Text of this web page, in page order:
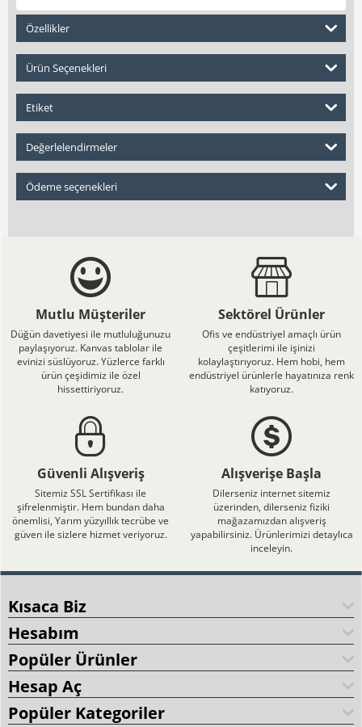
Özellikler
Ürün Seçenekleri
Etiket
Değerlelendirmeler
Ödeme seçenekleri
Mutlu Müşteriler
Düğün davetiyesi ile mutluluğunuzu
paylaşıyoruz. Kanvas tablolar ile
evinizi süslüyoruz. Yüzlerce farklı
ürün çeşidimiz ile özel
hissettiriyoruz.
Sektörel Ürünler
Ofis ve endüstriyel amaçlı ürün
çeşitlerimi ile işinizi
kolaylaştırıyoruz. Hem hobi, hem
endüstriyel ürünlerle hayatınıza renk
katıyoruz.
Güvenli Alışveriş
Sitemiz SSL Sertifikası ile
şifrelenmiştir. Hem bundan daha
önemlisi, Yarım yüzyıllık tecrübe ve
güven ile sizlere hizmet veriyoruz.
Alışverişe Başla
Dilerseniz internet sitemiz
üzerinden, dilerseniz fiziki
mağazamızdan alışveriş
yapabilirsiniz. Ürünlerimizi detaylıca
inceleyin.
Kısaca Biz
Hesabım
Popüler Ürünler
Hesap Aç
Popüler Kategoriler